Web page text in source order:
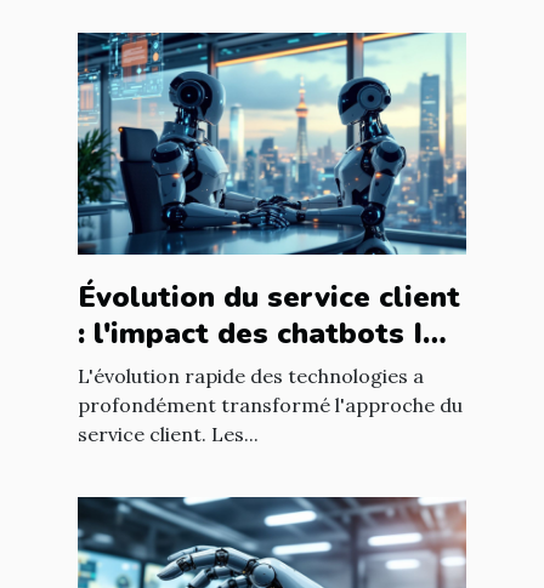
Évolution du service client
: l'impact des chatbots IA
sur l'expérience utilisateur
L'évolution rapide des technologies a
profondément transformé l'approche du
service client. Les...